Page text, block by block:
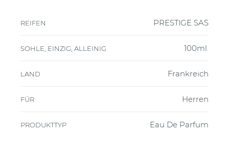
REIFEN PRESTIGE SAS
SOHLE, EINZIG, ALLEINIG 100ml.
LAND Frankreich
FÜR Herren
PRODUKTTYP Eau De Parfum